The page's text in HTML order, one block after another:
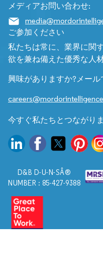
メディアお問い合わせ:
ご参加ください
私たちは常に、業界に関
欲を兼ね備えた優秀な人
興味がありますか?メール
今すぐ私たちとつながり
D&B D-U-N-SÂ®
NUMBER : 85-427-9388